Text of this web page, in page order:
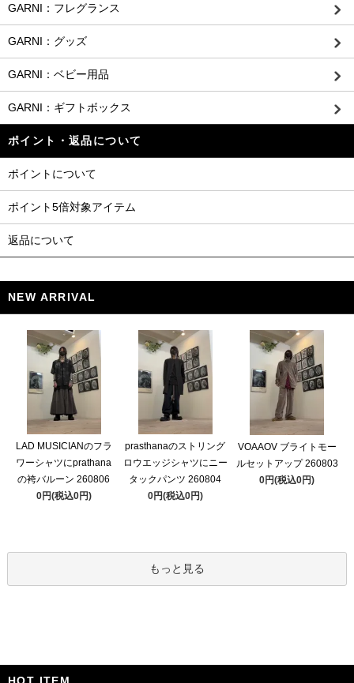
GARNI：フレグランス
GARNI：グッズ
GARNI：ベビー用品
GARNI：ギフトボックス
ポイント・返品について
ポイントについて
ポイント5倍対象アイテム
返品について
NEW ARRIVAL
LAD MUSICIANのフラ
ワーシャツにprathana
の袴バルーン 260806
0円(税込0円)
prasthanaのストリング
ロウエッジシャツにニー
タックパンツ 260804
0円(税込0円)
VOAAOV ブライトモー
ルセットアップ 260803
0円(税込0円)
もっと見る